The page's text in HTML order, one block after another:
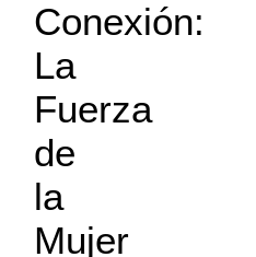
Conexión:
La
Fuerza
de
la
Mujer